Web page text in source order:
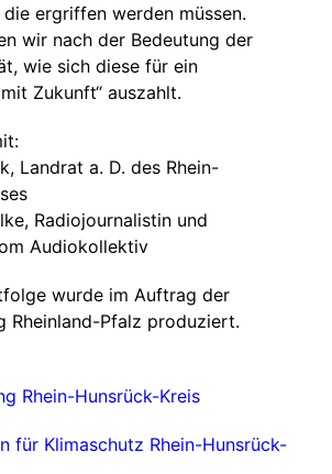
ergriffen werden müssen.
wir nach der Bedeutung der
wie sich diese für ein
Zukunft“ auszahlt.
Landrat a. D. des Rhein-
Radiojournalistin und
Audiokollektiv
wurde im Auftrag der
Rheinland-Pfalz produziert.
Rhein-Hunsrück-Kreis
für Klimaschutz Rhein-Hunsrück-